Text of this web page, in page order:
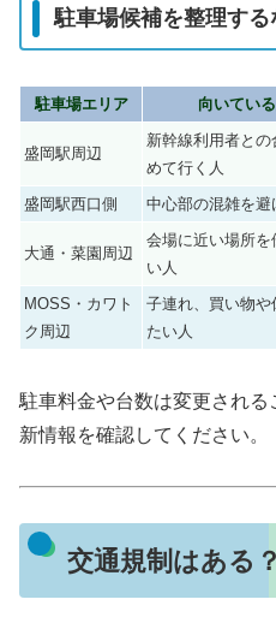
駐車場候補を整理する
駐車場エリア 向いてい
盛岡駅周辺
新幹線利用者との
めて行く人
盛岡駅西口側 中心部の混雑を避
大通・菜園周辺
会場に近い場所を
い人
MOSS・カワト
ク周辺
子連れ、買い物や
たい人
駐車料金や台数は変更され
新情報を確認してください。
交通規制はある？